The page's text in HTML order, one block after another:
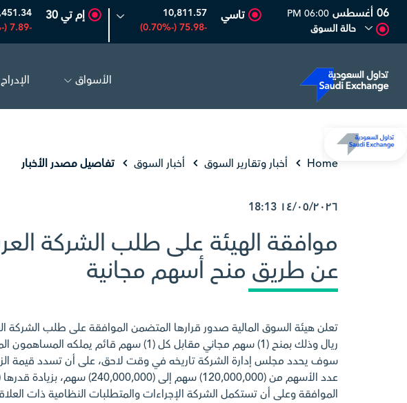
المصافي
06 أغسطس
06:00 PM
حالة السوق
تاسي
10,811.57
-75.98 (-0.70%)
إم تي 30
-7.89 (-0.54%)
الأسواق الإدراج
Home أخبار وتقارير السوق أخبار السوق تفاصيل مصدر الأخبار
١٤/٠٥/٢٠٢٦
موافقة الهيئة على طلب الشركة
عن طريق منح أسهم مجانية
ريال وذلك بمنح (1) سهم مجاني مقابل كل
الموافقة وعلى أن تستكمل الشركة الإجراءات والمتطلبات النظامية ذات